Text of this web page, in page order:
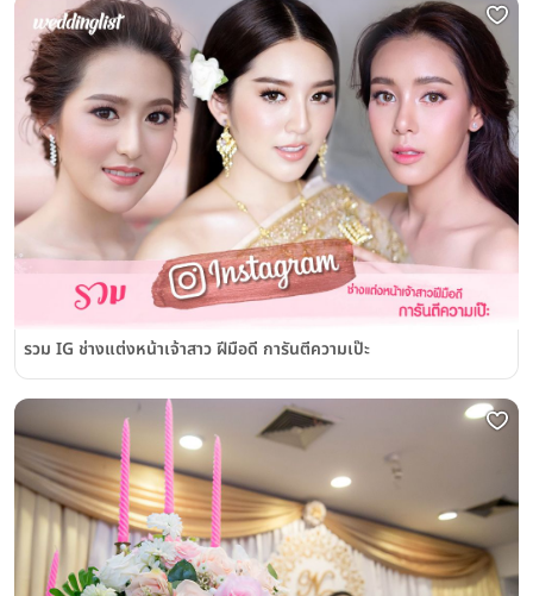
รวม IG ช่างแต่งหน้าเจ้าสาว ฝีมือดี การันตีความเป๊ะ